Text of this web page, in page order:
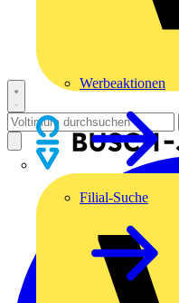
Werbeaktionen
Filial-Suche